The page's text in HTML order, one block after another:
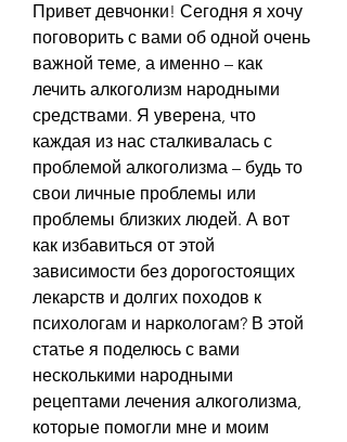
Привет девчонки! Сегодня я хочу
поговорить с вами об одной очень
важной теме, а именно – как
лечить алкоголизм народными
средствами. Я уверена, что
каждая из нас сталкивалась с
проблемой алкоголизма – будь то
свои личные проблемы или
проблемы близких людей. А вот
как избавиться от этой
зависимости без дорогостоящих
лекарств и долгих походов к
психологам и наркологам? В этой
статье я поделюсь с вами
несколькими народными
рецептами лечения алкоголизма,
которые помогли мне и моим